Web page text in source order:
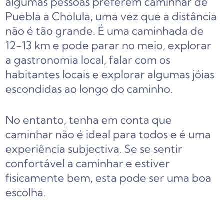
Puebla a Cholula, uma vez que a distância
não é tão grande. É uma caminhada de
12-13 km e pode parar no meio, explorar
a gastronomia local, falar com os
habitantes locais e explorar algumas jóias
escondidas ao longo do caminho.
No entanto, tenha em conta que
caminhar não é ideal para todos e é uma
experiência subjectiva. Se se sentir
confortável a caminhar e estiver
fisicamente bem, esta pode ser uma boa
escolha.